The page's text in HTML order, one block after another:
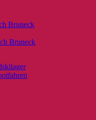
Bruneck
Bruneck